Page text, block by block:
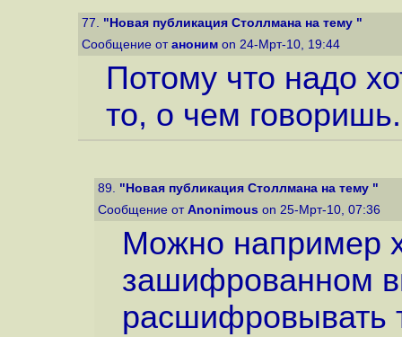
77. "Новая публикация Столлмана на тему "
Сообщение от аноним on 24-Мрт-10, 19:44
Потому что надо
то, о чем говоришь.
89. "Новая публикация Столлмана на тему "
Сообщение от Anonimous on 25-Мрт-10, 07:36
Можно например
зашифрованном
расшифровывать